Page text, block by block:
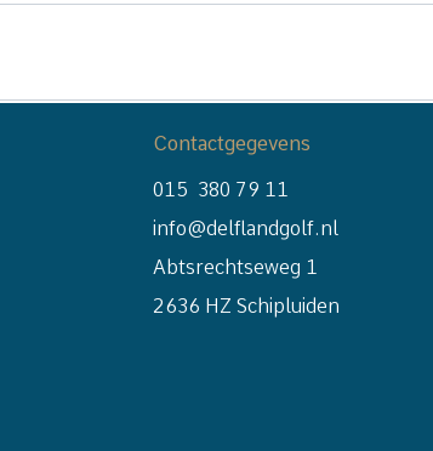
Contactgegevens
015 380 79 11
info@delflandgolf.nl
Abtsrechtseweg 1
2636 HZ Schipluiden